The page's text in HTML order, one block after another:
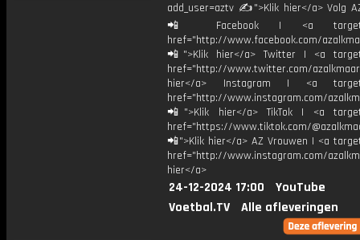
add_user=aztv ✍">Klik hier</a> Volg
📲 Facebook | <a
href="http://www.facebook.com/
📲">Klik hier</a> Twitter | <a
href="http://www.twitter.com/
hier</a> Instagram | <a
href="http://www.instagram.com/
📲">Klik hier</a> TikTok | <a
href="https://www.tiktok.com/
📲">Klik hier</a> AZ Vrouwen | <a
href="http://www.instagram.com/
hier</a>
24-12-2024 17:00
YouTube
Voetbal.TV
Alle afleveringen